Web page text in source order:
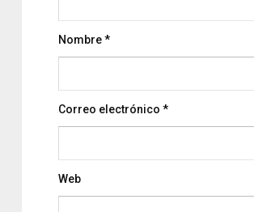
Nombre*
Correo electrónico *
Web